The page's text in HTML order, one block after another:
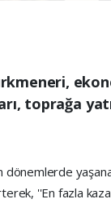
toprağa
dönemlerde
''En fazla